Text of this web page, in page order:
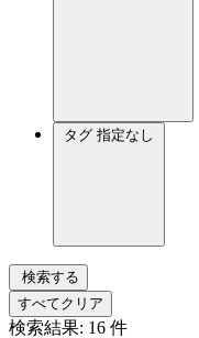
タグ 指定なし
検索する
すべてクリア
検索結果: 16 件